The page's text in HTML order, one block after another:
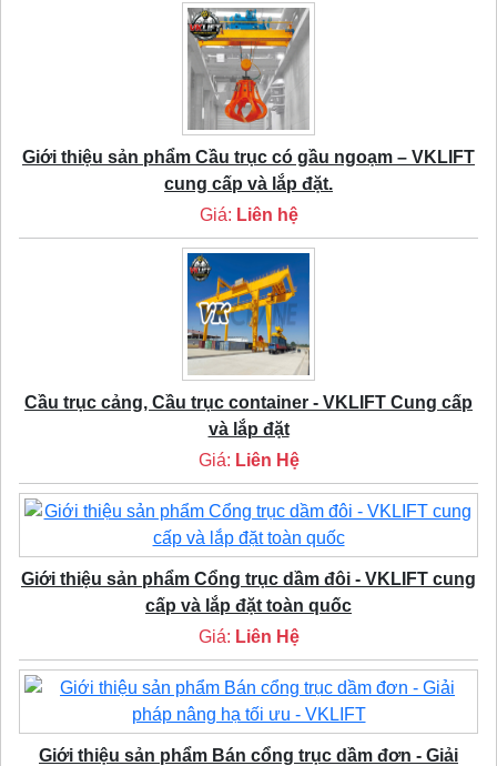
Giới thiệu sản phẩm Cầu trục có gầu ngoạm – VKLIFT
cung cấp và lắp đặt.
Giá: Liên hệ
Cầu trục cảng, Cầu trục container - VKLIFT Cung cấp
và lắp đặt
Giá: Liên Hệ
Giới thiệu sản phẩm Cổng trục dầm đôi - VKLIFT cung
cấp và lắp đặt toàn quốc
Giá: Liên Hệ
Giới thiệu sản phẩm Bán cổng trục dầm đơn - Giải